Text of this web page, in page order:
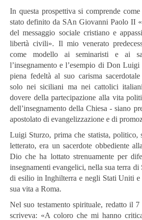
In questa prospettiva si comprende
stato definito da SAn Giovanni Paolo II
del messaggio sociale cristiano e
libertà civili». Il mio venerato
come modello ai seminaristi e ai
l’insegnamento e l’esempio di Don
piena fedeltà al suo carisma
solo nei siciliani ma nei cattolici
dovere della partecipazione alla vita
dell’insegnamento della Chiesa - siano
apostolato di evangelizzazione e di
Luigi Sturzo, prima che statista, politico,
letterato, era un sacerdote obbediente
Dio che ha lottato strenuamente per
insegnamenti evangelici, nella sua terra
di esilio in Inghilterra e negli Stati Uniti
sua vita a Roma.
Nel suo testamento spirituale, redatto il
scriveva: «A coloro che mi hanno